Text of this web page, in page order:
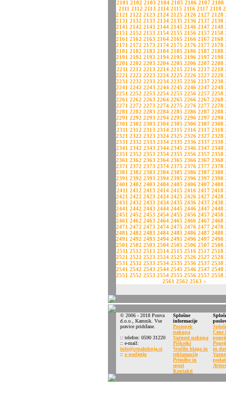
2101 2102 2103 2104 2105 2106 2107 2108
2111 2112 2113 2114 2115 2116 2117 2118
2121 2122 2123 2124 2125 2126 2127 2128
2131 2132 2133 2134 2135 2136 2137 2138
2141 2142 2143 2144 2145 2146 2147 2148
2151 2152 2153 2154 2155 2156 2157 2158
2161 2162 2163 2164 2165 2166 2167 2168
2171 2172 2173 2174 2175 2176 2177 2178
2181 2182 2183 2184 2185 2186 2187 2188
2191 2192 2193 2194 2195 2196 2197 2198
2201 2202 2203 2204 2205 2206 2207 2208
2211 2212 2213 2214 2215 2216 2217 2218
2221 2222 2223 2224 2225 2226 2227 2228
2231 2232 2233 2234 2235 2236 2237 2238
2241 2242 2243 2244 2245 2246 2247 2248
2251 2252 2253 2254 2255 2256 2257 2258
2261 2262 2263 2264 2265 2266 2267 2268
2271 2272 2273 2274 2275 2276 2277 2278
2281 2282 2283 2284 2285 2286 2287 2288
2291 2292 2293 2294 2295 2296 2297 2298
2301 2302 2303 2304 2305 2306 2307 2308
2311 2312 2313 2314 2315 2316 2317 2318
2321 2322 2323 2324 2325 2326 2327 2328
2331 2332 2333 2334 2335 2336 2337 2338
2341 2342 2343 2344 2345 2346 2347 2348
2351 2352 2353 2354 2355 2356 2357 2358
2361 2362 2363 2364 2365 2366 2367 2368
2371 2372 2373 2374 2375 2376 2377 2378
2381 2382 2383 2384 2385 2386 2387 2388
2391 2392 2393 2394 2395 2396 2397 2398
2401 2402 2403 2404 2405 2406 2407 2408
2411 2412 2413 2414 2415 2416 2417 2418
2421 2422 2423 2424 2425 2426 2427 2428
2431 2432 2433 2434 2435 2436 2437 2438
2441 2442 2443 2444 2445 2446 2447 2448
2451 2452 2453 2454 2455 2456 2457 2458
2461 2462 2463 2464 2465 2466 2467 2468
2471 2472 2473 2474 2475 2476 2477 2478
2481 2482 2483 2484 2485 2486 2487 2488
2491 2492 2493 2494 2495 2496 2497 2498
2501 2502 2503 2504 2505 2506 2507 2508
2511 2512 2513 2514 2515 2516 2517 2518
2521 2522 2523 2524 2525 2526 2527 2528
2531 2532 2533 2534 2535 2536 2537 2538
2541 2542 2543 2544 2545 2546 2547 2548
2551 2552 2553 2554 2555 2556 2557 2558
2561 2562 2563 >
© 2006 - 2018 Ponva
d.o.o., Kamnik. Vse
pravice pridržane.
:: telefon: 0590 31220
:: e-mail:
info@crnaluknja.si
:: o podjetju
Splošne
informacije
Postopek
nakupa
Varnost nakupa
Piškotki
Vračilo blaga in
reklamacije
Pritožbe in
spori
Kontakti
pogoji
in